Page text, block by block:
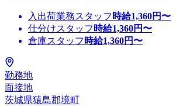
入出荷業務スタッフ 時給1,360円〜
仕分けスタッフ 時給1,360円〜
倉庫スタッフ 時給1,360円〜
勤務地
面接地
茨城県猿島郡境町